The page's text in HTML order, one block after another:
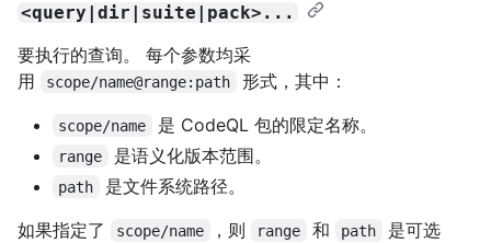
<query|dir|suite|pack>...
要执行的查询。 每个参数均采
用
scope/name@range:path 形式，其中：
scope/name 是 CodeQL 包的限定名称。
range 是语义化版本范围。
path
是文件系统路径。
如果指定了
scope/name ，则 range 和 path
是可选